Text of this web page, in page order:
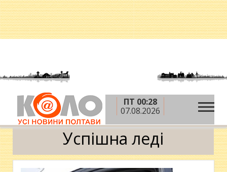
ПТ 00:28
07.08.2026
Головна » Теми » Територія жінки
Успішна
леді
Успішна леді